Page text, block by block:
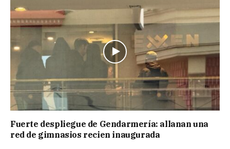
Fuerte despliegue de Gendarmería: allanan una
red de gimnasios recien inaugurada